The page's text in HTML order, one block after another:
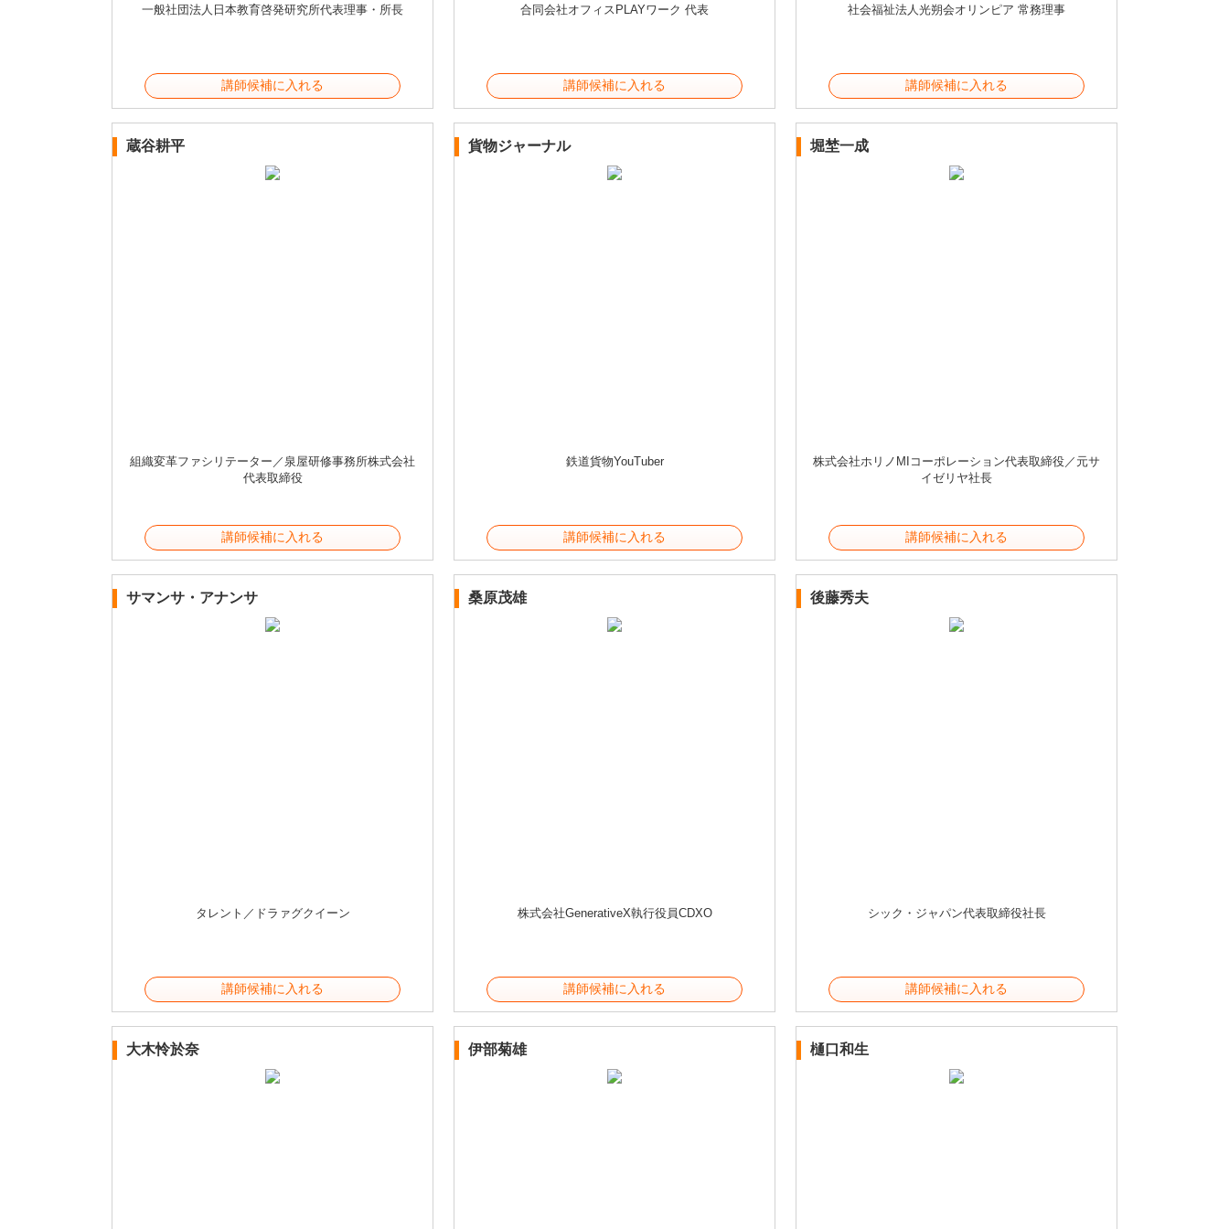
一般社団法人日本教育啓発研究所代表理事・所長
講師候補に入れる
合同会社オフィスPLAYワーク 代表
講師候補に入れる
社会福祉法人光朔会オリンピア 常務理事
講師候補に入れる
蔵谷耕平
組織変革ファシリテーター／泉屋研修事務所株式会社
代表取締役
講師候補に入れる
貨物ジャーナル
鉄道貨物YouTuber
講師候補に入れる
堀埜一成
株式会社ホリノMIコーポレーション代表取締役／元サ
イゼリヤ社長
講師候補に入れる
サマンサ・アナンサ
タレント／ドラァグクイーン
講師候補に入れる
桑原茂雄
株式会社GenerativeX執行役員CDXO
講師候補に入れる
後藤秀夫
シック・ジャパン代表取締役社長
講師候補に入れる
大木怜於奈 伊部菊雄 樋口和生